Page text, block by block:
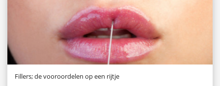
Fillers; de vooroordelen op een rijtje